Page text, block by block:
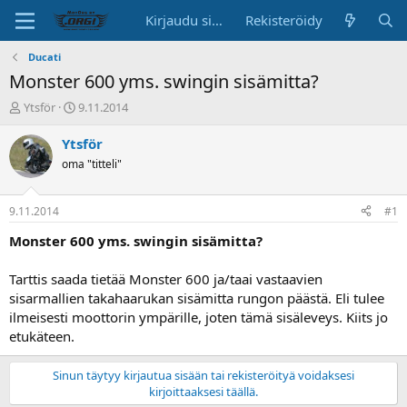
Kirjaudu sisään Rekisteröidy
Ducati
Monster 600 yms. swingin sisämitta?
K
s
k
u
s
t
e
l
a
l
o
i
t
t
j
Ytsför
A
o
t
p
ä
ä
9.11.2014
Ytsför
oma "titteli"
9.11.2014 #1
Monster 600 yms. swingin sisämitta?
Tarttis saada tietää Monster 600 ja/taai vastaavien
sisarmallien takahaarukan sisämitta rungon päästä. Eli tulee
ilmeisesti moottorin ympärille, joten tämä sisäleveys. Kiits jo
etukäteen.
Sinun täytyy kirjautua sisään tai rekisteröityä voidaksesi
kirjoittaaksesi täällä.